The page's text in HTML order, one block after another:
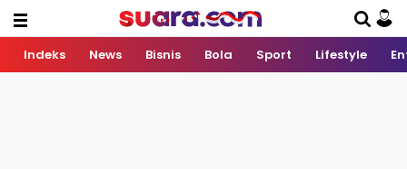
Indeks News Bisnis Bola Sport Lifestyle